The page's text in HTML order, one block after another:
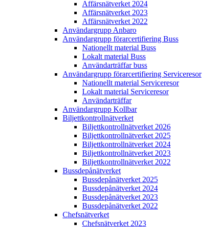
Affärs­nätverket 2024
Affärs­nätverket 2023
Affärs­nätverket 2022
Användargrupp Anbaro
Användargrupp förarcertifiering Buss
Nationellt material Buss
Lokalt material Buss
Användarträffar buss
Användargrupp förarcertifiering Serviceresor
Nationellt material Serviceresor
Lokalt material Serviceresor
Användarträffar
Användargrupp Kollbar
Biljettkontroll­nätverket
Biljettkontroll­nätverket 2026
Biljettkontroll­nätverket 2025
Biljettkontroll­nätverket 2024
Biljettkontroll­nätverket 2023
Biljettkontroll­nätverket 2022
Bussdepå­nätverket
Bussdepå­nätverket 2025
Bussdepå­nätverket 2024
Bussdepå­nätverket 2023
Bussdepå­nätverket 2022
Chefs­nätverket
Chefs­nätverket 2023